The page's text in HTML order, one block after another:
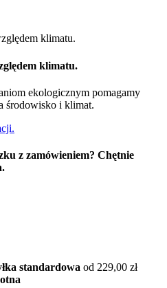
klimatu.
ekologicznym pomagamy
środowisko i klimat.
z zamówieniem? Chętnie
standardowa od 229,00 zł